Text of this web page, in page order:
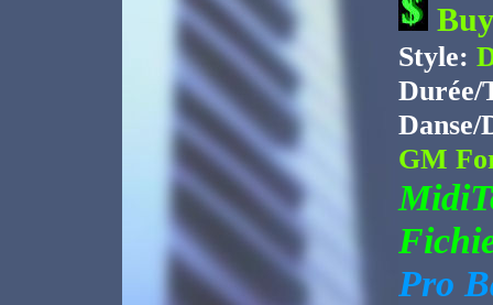
Buy
Style:
Danse/
GM
Pro